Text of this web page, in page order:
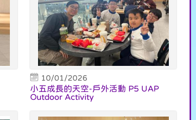
10/01/2026
小五成長的天空-戶外活動 P5 UAP
Outdoor Activity